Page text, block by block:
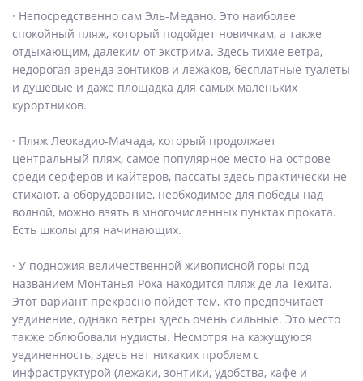
· Непосредственно сам Эль-Медано. Это наиболее
спокойный пляж, который подойдет новичкам, а также
отдыхающим, далеким от экстрима. Здесь тихие ветра,
недорогая аренда зонтиков и лежаков, бесплатные туалеты
и душевые и даже площадка для самых маленьких
курортников.
· Пляж Леокадио-Мачада, который продолжает
центральный пляж, самое популярное место на острове
среди серферов и кайтеров, пассаты здесь практически не
стихают, а оборудование, необходимое для победы над
волной, можно взять в многочисленных пунктах проката.
Есть школы для начинающих.
· У подножия величественной живописной горы под
названием Монтанья-Роха находится пляж де-ла-Техита.
Этот вариант прекрасно пойдет тем, кто предпочитает
уединение, однако ветры здесь очень сильные. Это место
также облюбовали нудисты. Несмотря на кажущуюся
уединенность, здесь нет никаких проблем с
инфраструктурой (лежаки, зонтики, удобства, кафе и